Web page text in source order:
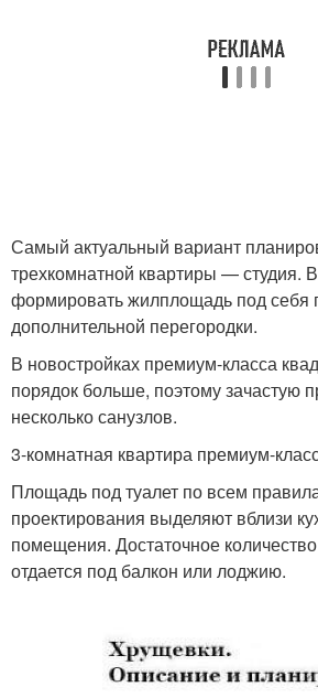
Самый актуальный вариант
трехкомнатной квартиры — студия.
формировать жилплощадь под себя
дополнительной перегородки.
В новостройках премиум-класса
порядок больше, поэтому зачастую
несколько санузлов.
3-комнатная квартира премиум-
Площадь под туалет по всем
проектирования выделяют вблизи
помещения. Достаточное
отдается под балкон или лоджию.